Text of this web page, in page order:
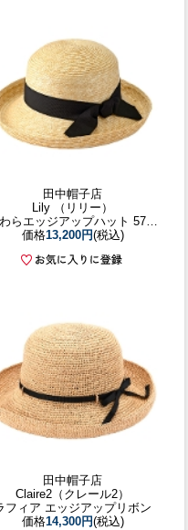
田中帽子店
Lily （リリー）
らエッジアップハット 57cm
価格13,200円(税込)
田中帽子店
Claire2（クレール2）
フィア エッジアップリボン
価格14,300円(税込)